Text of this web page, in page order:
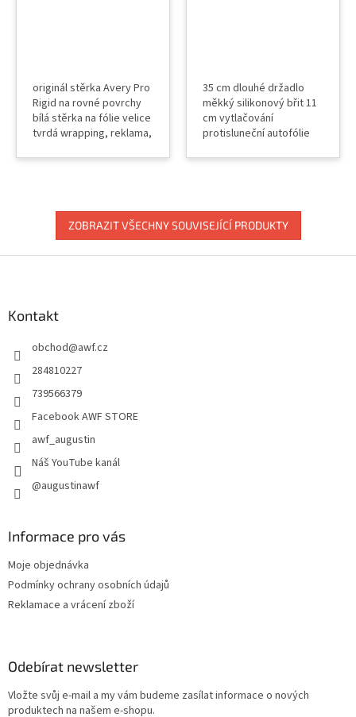
originál stěrka Avery Pro
Rigid na rovné povrchy
bílá stěrka na fólie velice
tvrdá wrapping, reklama,
zakoupení náhradního
bez filcu
35 cm dlouhé držadlo
měkký silikonový břit 11
cm vytlačování
protisluneční autofólie
dekorové fólie
ZOBRAZIT VŠECHNY SOUVISEJÍCÍ PRODUKTY
Kontakt
obchod@awf.cz
284810227
739566379
Facebook AWF STORE
awf_augustin
Náš YouTube kanál
@augustinawf
Informace pro vás
Moje objednávka
Podmínky ochrany osobních údajů
Reklamace a vrácení zboží
Odebírat newsletter
Vložte svůj e-mail a my vám budeme zasílat informace o nových
produktech na našem e-shopu.